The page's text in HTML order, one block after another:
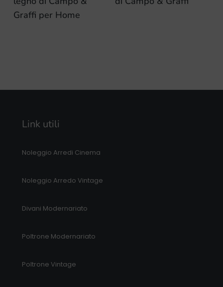
Graffi per Home
Link utili
Noleggio Arredi Cinema
Noleggio Arredo Vintage
Divani Modernariato
Poltrone Modernariato
Poltrone Vintage